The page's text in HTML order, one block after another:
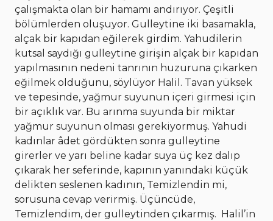
çalışmakta olan bir hamamı andırıyor. Çeşitli
bölümlerden oluşuyor. Gulleytine iki basamakla,
alçak bir kapıdan eğilerek girdim. Yahudilerin
kutsal saydığı gulleytine girişin alçak bir kapıdan
yapılmasının nedeni tanrının huzuruna çıkarken
eğilmek olduğunu, söylüyor Halil. Tavan yüksek
ve tepesinde, yağmur suyunun içeri girmesi için
bir açıklık var. Bu arınma suyunda bir miktar
yağmur suyunun olması gerekiyormuş. Yahudi
kadınlar âdet gördükten sonra gulleytine
girerler ve yarı beline kadar suya üç kez dalıp
çıkarak her seferinde, kapının yanındaki küçük
delikten seslenen kadının, Temizlendin mi,
sorusuna cevap verirmiş. Üçüncüde,
Temizlendim, der gulleytinden çıkarmış.
Halil’in